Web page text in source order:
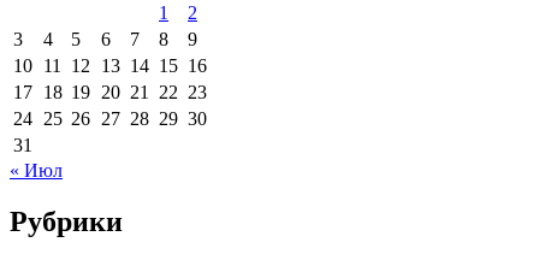
1
2
3
4 5 6 7 8
9
10 11 12 13 14 15 16
17 18 19 20 21 22 23
24 25 26 27 28 29 30
31
« Июл
Рубрики